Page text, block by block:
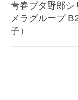
青春ブタ野郎シ
メラグループ
子）